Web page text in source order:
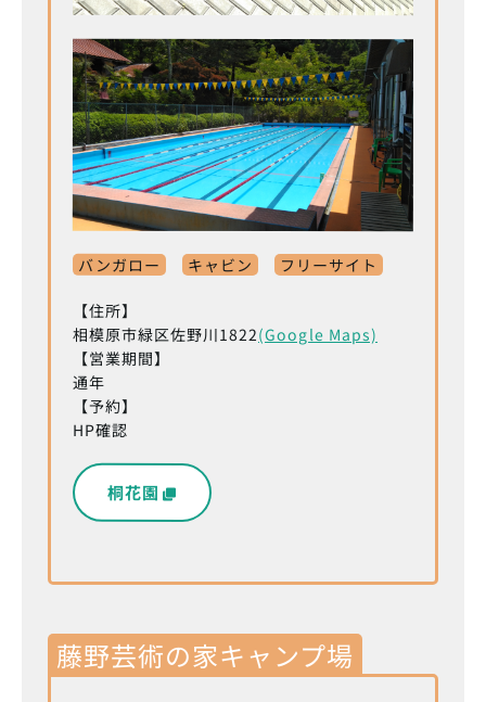
バンガロー キャビン フリーサイト
【住所】
相模原市緑区佐野川1822(Google Maps)
【営業期間】
通年
【予約】
HP確認
桐花園
藤野芸術の家キャンプ場